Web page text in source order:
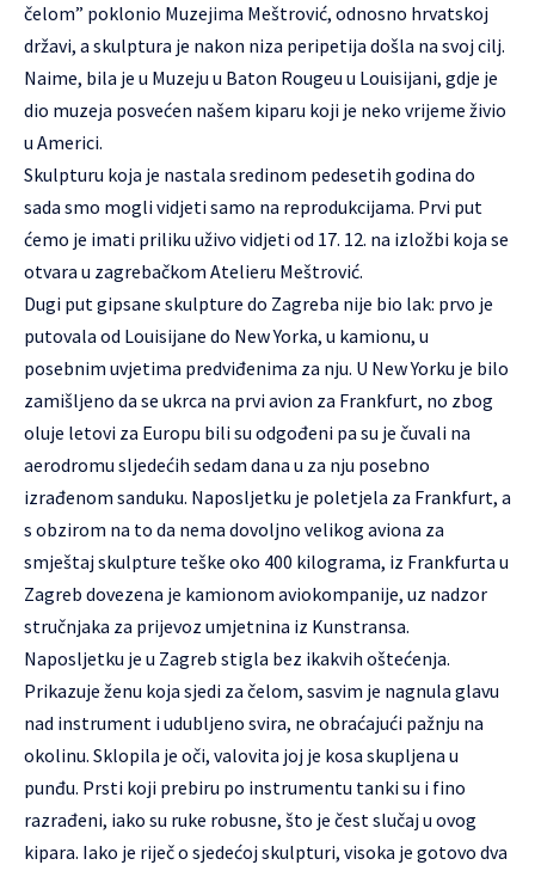
čelom” poklonio Muzejima Meštrović, odnosno hrvatskoj
državi, a skulptura je nakon niza peripetija došla na svoj cilj.
Naime, bila je u Muzeju u Baton Rougeu u Louisijani, gdje je
dio muzeja posvećen našem kiparu koji je neko vrijeme živio
u Americi.
Skulpturu koja je nastala sredinom pedesetih godina do
sada smo mogli vidjeti samo na reprodukcijama. Prvi put
ćemo je imati priliku uživo vidjeti od 17. 12. na izložbi koja se
otvara u zagrebačkom Atelieru Meštrović.
Dugi put gipsane skulpture do Zagreba nije bio lak: prvo je
putovala od Louisijane do New Yorka, u kamionu, u
posebnim uvjetima predviđenima za nju. U New Yorku je bilo
zamišljeno da se ukrca na prvi avion za Frankfurt, no zbog
oluje letovi za Europu bili su odgođeni pa su je čuvali na
aerodromu sljedećih sedam dana u za nju posebno
izrađenom sanduku. Naposljetku je poletjela za Frankfurt, a
s obzirom na to da nema dovoljno velikog aviona za
smještaj skulpture teške oko 400 kilograma, iz Frankfurta u
Zagreb dovezena je kamionom aviokompanije, uz nadzor
stručnjaka za prijevoz umjetnina iz Kunstransa.
Naposljetku je u Zagreb stigla bez ikakvih oštećenja.
Prikazuje ženu koja sjedi za čelom, sasvim je nagnula glavu
nad instrument i udubljeno svira, ne obraćajući pažnju na
okolinu. Sklopila je oči, valovita joj je kosa skupljena u
punđu. Prsti koji prebiru po instrumentu tanki su i fino
razrađeni, iako su ruke robusne, što je čest slučaj u ovog
kipara. Iako je riječ o sjedećoj skulpturi, visoka je gotovo dva